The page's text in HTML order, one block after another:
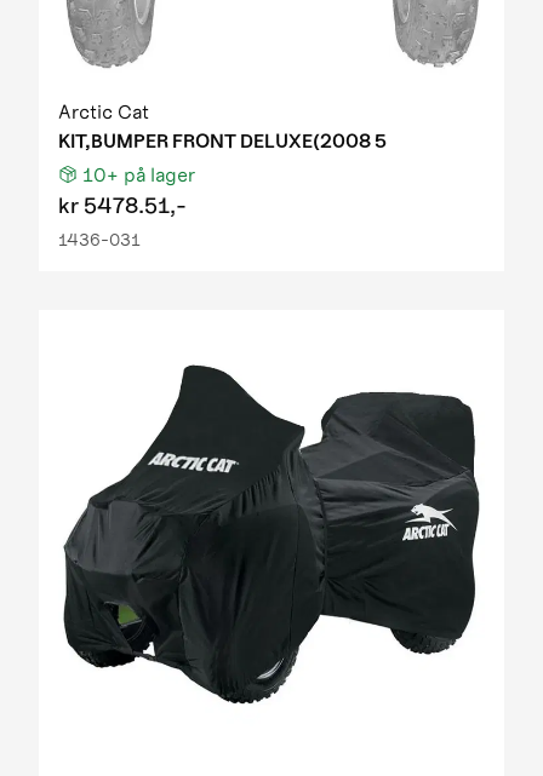
Arctic Cat
KIT,BUMPER FRONT DELUXE(2008 5
10+ på lager
kr 5478.51,-
1436-031